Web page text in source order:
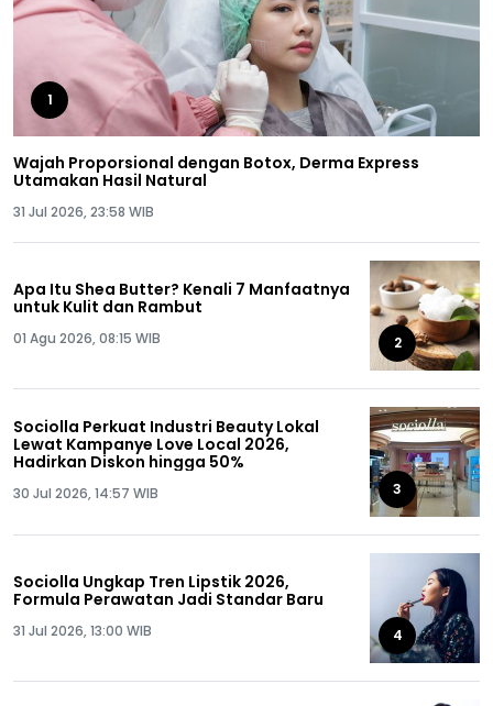
1
Wajah Proporsional dengan Botox, Derma Express
Utamakan Hasil Natural
31 Jul 2026, 23:58 WIB
Apa Itu Shea Butter? Kenali 7 Manfaatnya
untuk Kulit dan Rambut
01 Agu 2026, 08:15 WIB 2
Sociolla Perkuat Industri Beauty Lokal
Lewat Kampanye Love Local 2026,
Hadirkan Diskon hingga 50%
30 Jul 2026, 14:57 WIB 3
Sociolla Ungkap Tren Lipstik 2026,
Formula Perawatan Jadi Standar Baru
31 Jul 2026, 13:00 WIB 4